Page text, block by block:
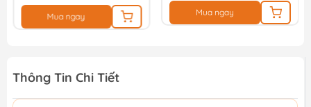
Mua ngay Mua ngay
Thông Tin Chi Tiết